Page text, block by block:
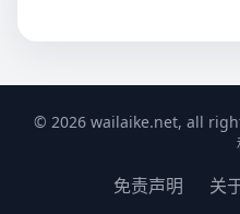
© 2026 wailaike.net, all
免责声明 关